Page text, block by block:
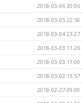
2018-03-06 20:06
2018-03-05 22:50
2018-03-04 23:27
2018-03-03 11:26
2018-03-03 11:00
2018-03-02 13:57
2018-02-27 09:00